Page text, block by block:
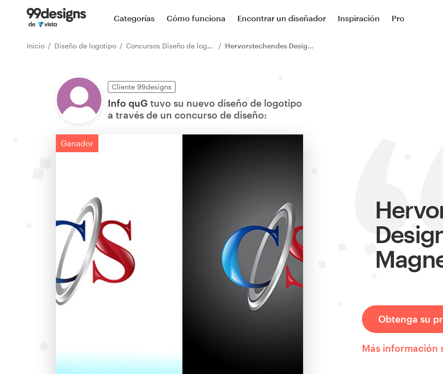
Categorías Cómo funciona Encontrar un diseñador Inspiración Pro
Inicio Diseño de logotipo Concursos Diseño de logotipo Hervorstechendes Design für Magnetenvertrieb
Cliente 99designs
Info quG tuvo su nuevo diseño de logotipo
a través de un concurso de diseño:
Ganador
Obtenga su
Más información